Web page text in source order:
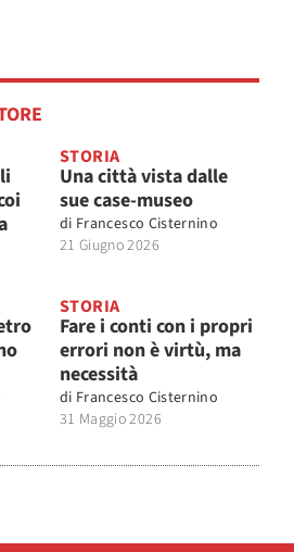
STORIA
Una città vista dalle
sue case-museo
di Francesco Cisternino
21 Giugno 2026
STORIA
Fare i conti con i propri
errori non è virtù, ma
necessità
di Francesco Cisternino
31 Maggio 2026